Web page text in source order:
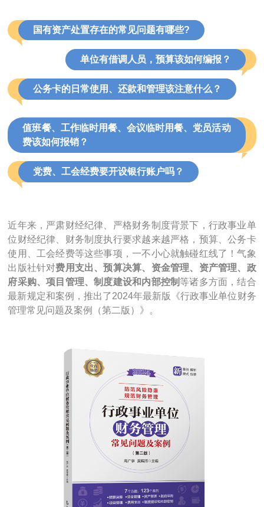
国有资产处置存在的常见问题有哪些?
单位有借调人员，预算该如何编报？
公务卡的日常使用、还款和管理该注意什么？
值班餐、工作临时用餐、会议临时用餐、党员活动
费该如何报销？
党费、工会经费要开设银行账户吗？
近年来，严肃财经纪律、严格财务制度背景下，行政事业单
位财经纪律、财务制度执行要求越来越严格，预算、公务卡
使用、工会经费等这些事项，一不小心就触碰红线了！气象
出版社针对费用支出、预算决算、资金管理、资产管理、政
府采购、项目管理、制度建设和内部控制 等诸多方面，结合
最新规定和案例，推出了2024年最新版《行政事业单位财务
管理常见问题及案例（第二版）》。